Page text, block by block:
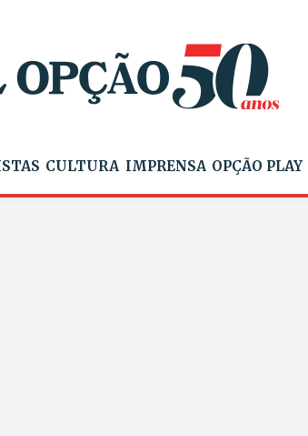
CULTURA IMPRENSA OPÇÃO PLAY